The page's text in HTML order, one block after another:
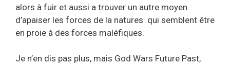
alors à fuir et aussi a trouver un autre moyen
d’apaiser les forces de la natures qui semblent être
en proie à des forces maléfiques.
Je n’en dis pas plus, mais God Wars Future Past,